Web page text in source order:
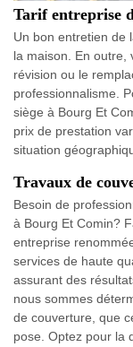
Tarif entreprise
Un bon entretien de
la maison. En outre,
révision ou le
professionnalisme.
siège à Bourg Et
prix de prestation
situation
Travaux de
Besoin de
à Bourg Et Comin?
entreprise
services de haute
assurant des
nous sommes
de couverture, que
pose. Optez pour la